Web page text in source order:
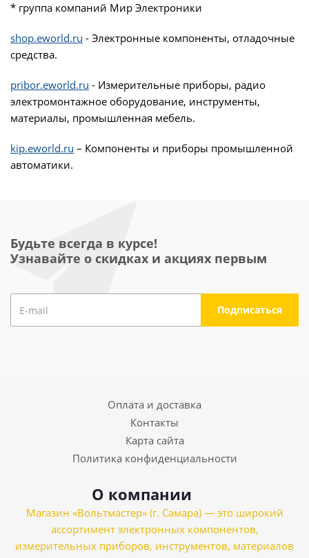
* группа компаний Мир Электроники
shop.eworld.ru - Электронные компоненты, отладочные
средства.
pribor.eworld.ru - Измерительные приборы, радио
электромонтажное оборудование, инструменты,
материалы, промышленная мебель.
kip.eworld.ru – Компоненты и приборы промышленной
автоматики.
Будьте всегда в курсе!
Узнавайте о скидках и акциях первым
Оплата и доставка
Контакты
Карта сайта
Политика конфиденциальности
О компании
Магазин «Вольтмастер» (г. Самара) — это широкий
ассортимент электронных компонентов,
измерительных приборов, инструментов, материалов